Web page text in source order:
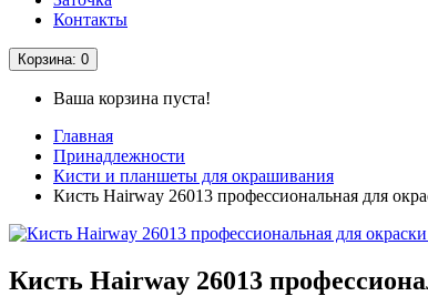
Контакты
Корзина: 0
Ваша корзина пуста!
Главная
Принадлежности
Кисти и планшеты для окрашивания
Кисть Hairway 26013 профессиональная для
Кисть Hairway 26013